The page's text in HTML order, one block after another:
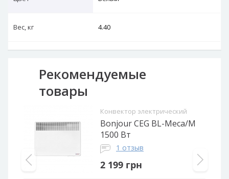
Вес, кг 4.40
Рекомендуемые
товары
Конвектор электрический
Bonjour CEG BL-Meca/M
1500 Вт
1 отзыв
2 199 грн